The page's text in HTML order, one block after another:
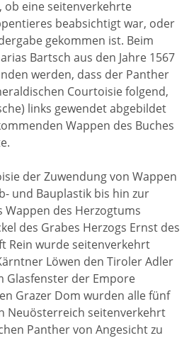
eine seitenverkehrte
beabsichtigt war, oder
gekommen ist. Beim
Bartsch aus den Jahre 1567
werden, dass der Panther
Courtoisie folgend,
links gewendet abgebildet
Wappen des Buches
der Zuwendung von Wappen
und Bauplastik bis hin zur
Wappen des Herzogtums
des Grabes Herzogs Ernst des
Rein wurde seitenverkehrt
Löwen den Tiroler Adler
Glasfenster der Empore
Grazer Dom wurden alle fünf
Neuösterreich seitenverkehrt
Panther von Angesicht zu